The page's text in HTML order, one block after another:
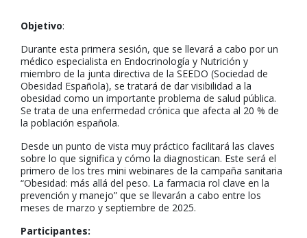
Objetivo:
Durante esta primera sesión, que se llevará a cabo por un
médico especialista en Endocrinología y Nutrición y
miembro de la junta directiva de la SEEDO (Sociedad de
Obesidad Española), se tratará de dar visibilidad a la
obesidad como un importante problema de salud pública.
Se trata de una enfermedad crónica que afecta al 20 % de
la población española.
Desde un punto de vista muy práctico facilitará las claves
sobre lo que significa y cómo la diagnostican. Este será el
primero de los tres mini webinares de la campaña sanitaria
“Obesidad: más allá del peso. La farmacia rol clave en la
prevención y manejo” que se llevarán a cabo entre los
meses de marzo y septiembre de 2025.
Participantes: